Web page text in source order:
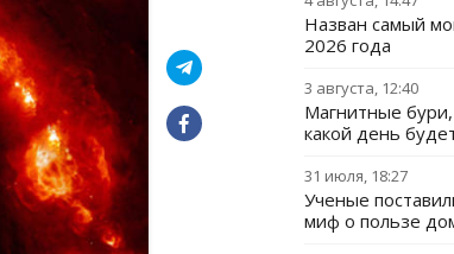
Назван самый
2026 года
3 августа, 12:40
Магнитные бури,
какой день
31 июля, 18:27
Ученые
миф о пользе